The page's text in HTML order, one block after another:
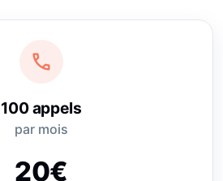
call
100 appels
par mois
20€